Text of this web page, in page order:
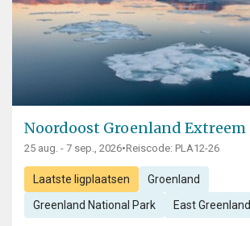
Noordoost Groenland Extreem
25 aug. - 7 sep., 2026•Reiscode: PLA12-26
Laatste ligplaatsen Groenland
Greenland National Park East Greenland